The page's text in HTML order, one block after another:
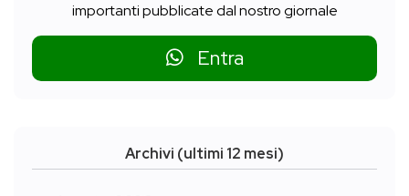
importanti pubblicate dal nostro giornale
Entra
Archivi (ultimi 12 mesi)